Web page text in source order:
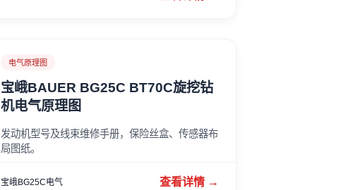
电气原理图
宝峨BAUER BG25C BT70C旋挖钻
机电气原理图
发动机型号及线束维修手册，保险丝盒、传感器布
局图纸。
宝峨BG25C电气 查看详情 →